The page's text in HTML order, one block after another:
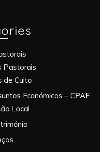
Pastorais
de Culto
Económicos – CPAE
Local